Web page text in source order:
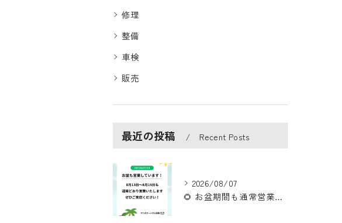
修理
整備
車検
販売
最近の投稿 Recent Posts
2026/08/07
🌻 お盆期間も通常営業いたします！ 🌻